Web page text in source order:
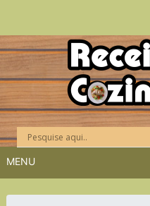
Skip
to
content
MENU